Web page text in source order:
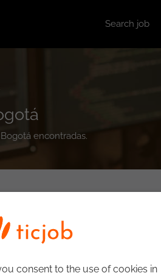
Search job
encontradas.
consent to the use of cookies in